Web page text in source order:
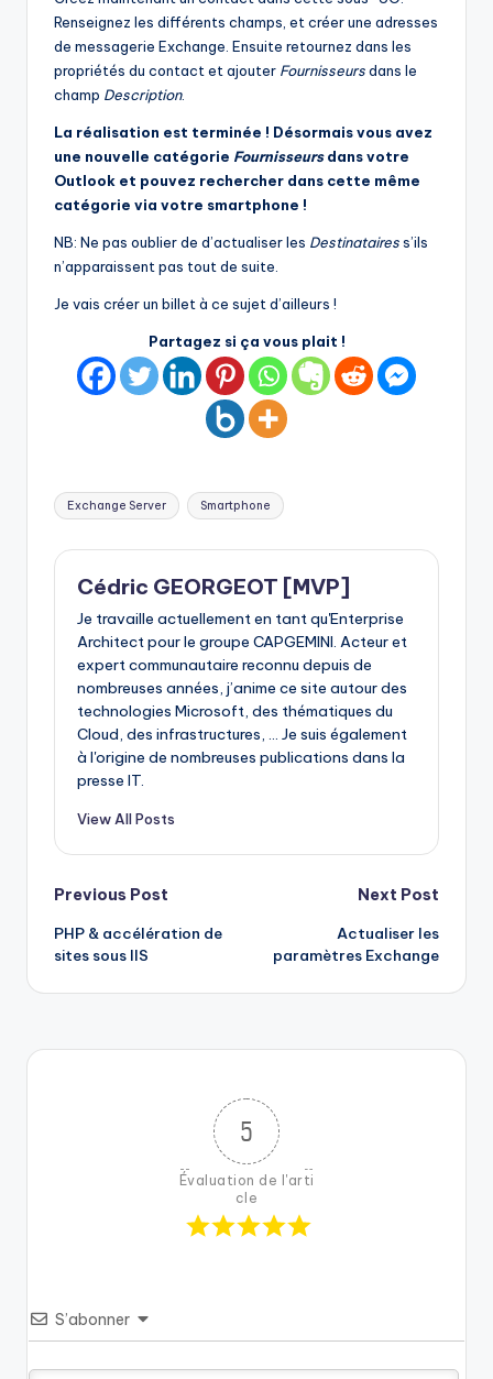
Renseignez les différents champs, et créer une adresses
de messagerie Exchange. Ensuite retournez dans les
propriétés du contact et ajouter Fournisseursdans le
champ Description.
La réalisation est terminée ! Désormais vous avez
une nouvelle catégorie Fournisseursdans votre
Outlook et pouvez rechercher dans cette même
catégorie via votre smartphone !
NB: Ne pas oublier de d’actualiser les Destinatairess’ils
n’apparaissent pas tout de suite.
Je vais créer un billet à ce sujet d’ailleurs !
Partagez si ça vous plait !
Tags:
Exchange Server Smartphone
Cédric GEORGEOT [MVP]
Je travaille actuellement en tant qu'Enterprise
Architect pour le groupe CAPGEMINI. Acteur et
expert communautaire reconnu depuis de
nombreuses années, j’anime ce site autour des
technologies Microsoft, des thématiques du
Cloud, des infrastructures, ... Je suis également
à l'origine de nombreuses publications dans la
presse IT.
View All Posts
Post
navigation
Previous Post
PHP & accélération de
sites sous IIS
Next Post
Actualiser les
paramètres Exchange
5
Évaluation de l'arti
cle
S’abonner